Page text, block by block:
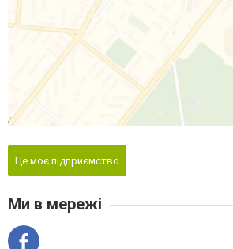
Це моє підприємство
Ми в мережі